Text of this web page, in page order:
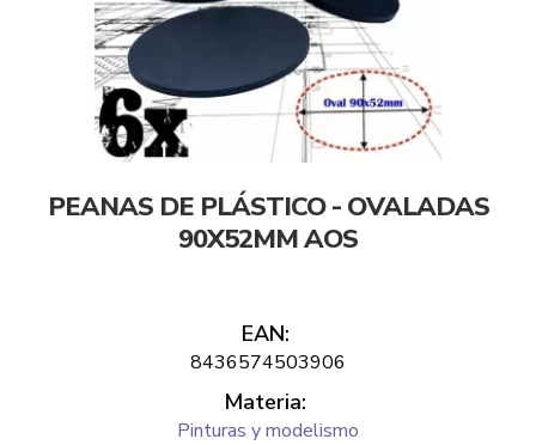
PEANAS DE PLÁSTICO - OVALADAS
90X52MM AOS
EAN:
8436574503906
Materia:
Pinturas y modelismo